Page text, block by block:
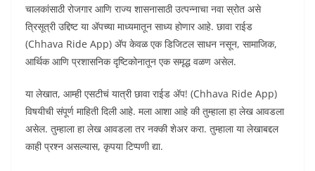
चालकांसाठी रोजगार आणि राज्य शासनासाठी उत्पन्नाचा नवा स्रोत असे
त्रिसूत्री उद्दिष्ट या ॲपच्या माध्यमातून साध्य होणार आहे. छावा राईड
(Chhava Ride App) ॲप केवळ एक डिजिटल साधन नसून, सामाजिक,
आर्थिक आणि प्रशासनिक दृष्टिकोनातून एक समृद्ध वळण असेल.
या लेखात, आम्ही एसटीचं यात्री छावा राईड ॲप! (Chhava Ride App)
विषयीची संपूर्ण माहिती दिली आहे. मला आशा आहे की तुम्हाला हा लेख आवडला
असेल. तुम्हाला हा लेख आवडला तर नक्की शेअर करा. तुम्हाला या लेखाबद्दल
काही प्रश्न असल्यास, कृपया टिप्पणी द्या.